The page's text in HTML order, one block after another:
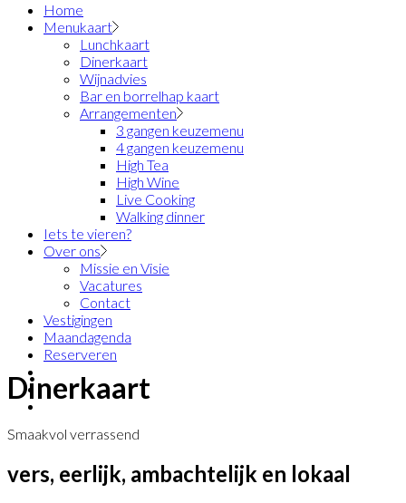
Home
Menukaart
Lunchkaart
Dinerkaart
Wijnadvies
Bar en borrelhap kaart
Arrangementen
3 gangen keuzemenu
4 gangen keuzemenu
High Tea
High Wine
Live Cooking
Walking dinner
Iets te vieren?
Over ons
Missie en Visie
Vacatures
Contact
Vestigingen
Maandagenda
Reserveren
Dinerkaart
Smaakvol verrassend
vers, eerlijk, ambachtelijk en lokaal